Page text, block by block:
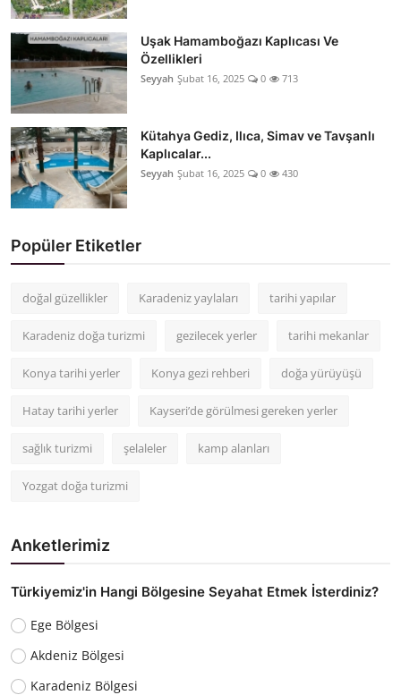
Uşak Hamamboğazı Kaplıcası Ve
Özellikleri
Seyyah Şubat 16, 2025 0 713
Kütahya Gediz, Ilıca, Simav ve Tavşanlı
Kaplıcalar...
Seyyah Şubat 16, 2025 0 430
Popüler Etiketler
doğal güzellikler Karadeniz yaylaları tarihi yapılar
Karadeniz doğa turizmi gezilecek yerler tarihi mekanlar
Konya tarihi yerler Konya gezi rehberi doğa yürüyüşü
Hatay tarihi yerler Kayseri’de görülmesi gereken yerler
sağlık turizmi şelaleler kamp alanları
Yozgat doğa turizmi
Anketlerimiz
Türkiyemiz'in Hangi Bölgesine Seyahat Etmek İsterdiniz?
Ege Bölgesi
Akdeniz Bölgesi
Karadeniz Bölgesi